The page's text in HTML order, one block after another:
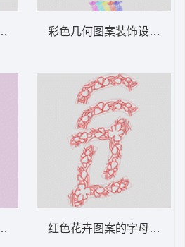
图 花前中
图 肩花
彩色几何图案装饰设计 窗帘
红色花卉图案的字母“C”设